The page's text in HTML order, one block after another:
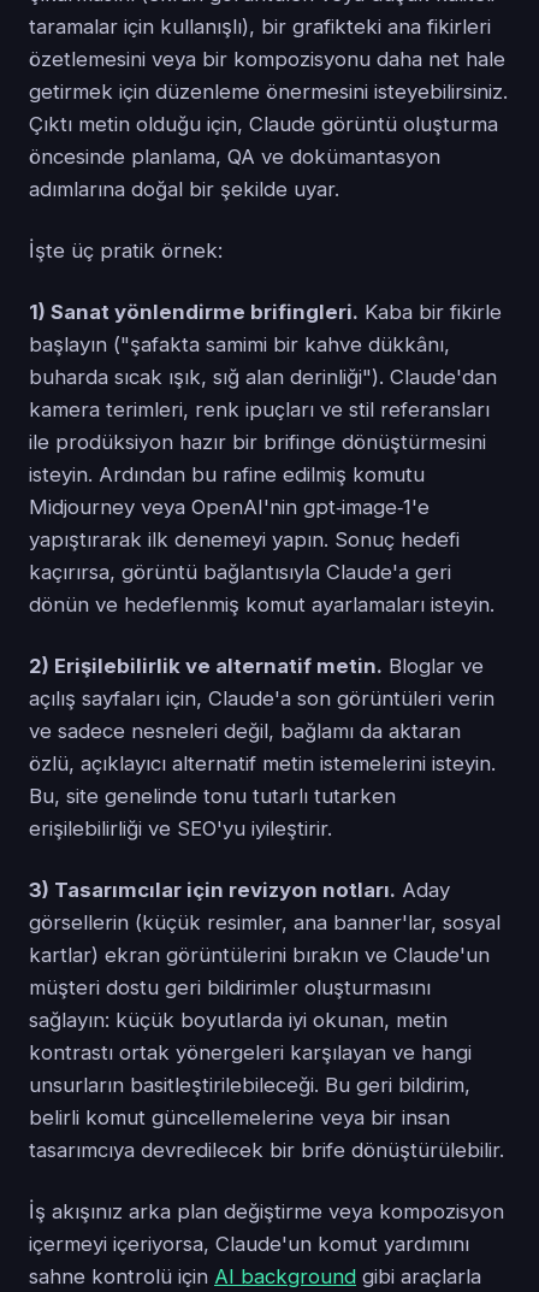
taramalar için kullanışlı), bir grafikteki ana fikirleri
özetlemesini veya bir kompozisyonu daha net hale
getirmek için düzenleme önermesini isteyebilirsiniz.
Çıktı metin olduğu için, Claude görüntü oluşturma
öncesinde planlama, QA ve dokümantasyon
adımlarına doğal bir şekilde uyar.
İşte üç pratik örnek:
1) Sanat yönlendirme brifingleri. Kaba bir fikirle
başlayın ("şafakta samimi bir kahve dükkânı,
buharda sıcak ışık, sığ alan derinliği"). Claude'dan
kamera terimleri, renk ipuçları ve stil referansları
ile prodüksiyon hazır bir brifinge dönüştürmesini
isteyin. Ardından bu rafine edilmiş komutu
Midjourney veya OpenAI'nin gpt‑image‑1'e
yapıştırarak ilk denemeyi yapın. Sonuç hedefi
kaçırırsa, görüntü bağlantısıyla Claude'a geri
dönün ve hedeflenmiş komut ayarlamaları isteyin.
2) Erişilebilirlik ve alternatif metin. Bloglar ve
açılış sayfaları için, Claude'a son görüntüleri verin
ve sadece nesneleri değil, bağlamı da aktaran
özlü, açıklayıcı alternatif metin istemelerini isteyin.
Bu, site genelinde tonu tutarlı tutarken
erişilebilirliği ve SEO'yu iyileştirir.
3) Tasarımcılar için revizyon notları. Aday
görsellerin (küçük resimler, ana banner'lar, sosyal
kartlar) ekran görüntülerini bırakın ve Claude'un
müşteri dostu geri bildirimler oluşturmasını
sağlayın: küçük boyutlarda iyi okunan, metin
kontrastı ortak yönergeleri karşılayan ve hangi
unsurların basitleştirilebileceği. Bu geri bildirim,
belirli komut güncellemelerine veya bir insan
tasarımcıya devredilecek bir brife dönüştürülebilir.
İş akışınız arka plan değiştirme veya kompozisyon
içermeyi içeriyorsa, Claude'un komut yardımını
sahne kontrolü için AI background gibi araçlarla